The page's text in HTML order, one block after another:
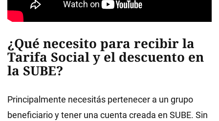
¿Qué necesito para recibir la
Tarifa Social y el descuento en
la SUBE?
Principalmente necesitás pertenecer a un grupo
beneficiario y tener una cuenta creada en SUBE. Sin